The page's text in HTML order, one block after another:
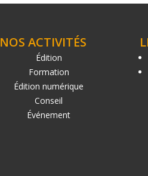
NOS ACTIVITÉS
Édition
Formation
Édition numérique
Conseil
Événement